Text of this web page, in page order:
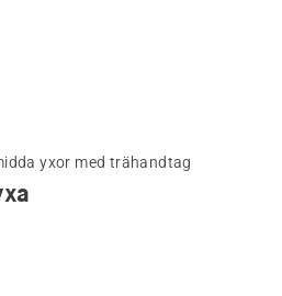
yxor med trähandtag